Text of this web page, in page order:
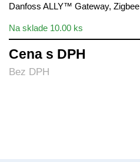
Danfoss ALLY™ Gateway, Zigbee
Na sklade 10.00 ks
Cena s DPH
Bez DPH